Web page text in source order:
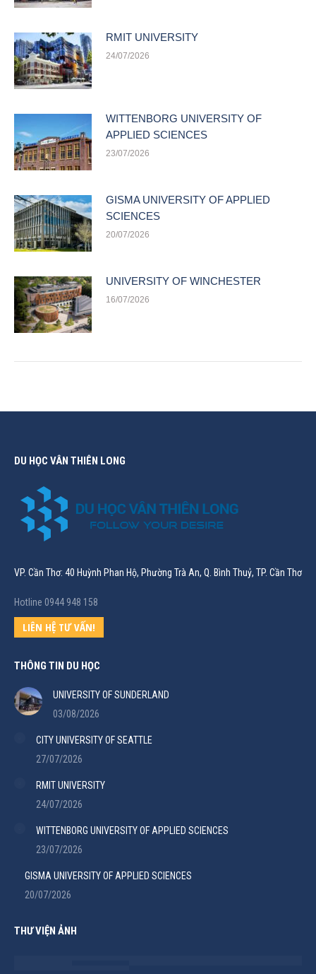
RMIT UNIVERSITY
24/07/2026
WITTENBORG UNIVERSITY OF
APPLIED SCIENCES
23/07/2026
GISMA UNIVERSITY OF APPLIED
SCIENCES
20/07/2026
UNIVERSITY OF WINCHESTER
16/07/2026
DU HỌC VÂN THIÊN LONG
VP. Cần Thơ: 40 Huỳnh Phan Hộ, Phường Trà An, Q. Bình Thuỷ, TP. Cần Thơ
Hotline 0944 948 158
LIÊN HỆ TƯ VẤN!
THÔNG TIN DU HỌC
UNIVERSITY OF SUNDERLAND
03/08/2026
CITY UNIVERSITY OF SEATTLE
27/07/2026
RMIT UNIVERSITY
24/07/2026
WITTENBORG UNIVERSITY OF APPLIED SCIENCES
23/07/2026
GISMA UNIVERSITY OF APPLIED SCIENCES
20/07/2026
THƯ VIỆN ẢNH